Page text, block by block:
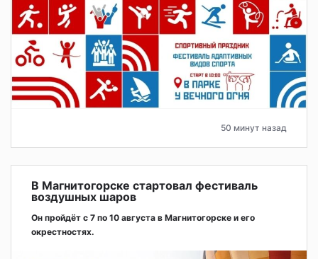
50 минут назад
В Магнитогорске стартовал фестиваль
воздушных шаров
Он пройдёт с 7 по 10 августа в Магнитогорске и его
окрестностях.